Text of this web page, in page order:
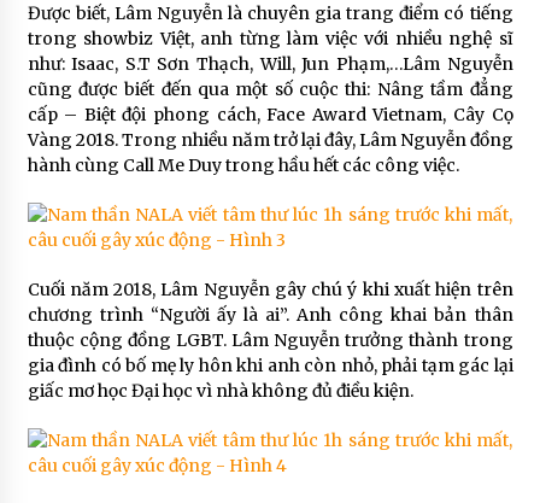
Được biết, Lâm Nguyễn là chuyên gia trang điểm có tiếng
trong showbiz Việt, anh từng làm việc với nhiều nghệ sĩ
như: Isaac, S.T Sơn Thạch, Will, Jun Phạm,…Lâm Nguyễn
cũng được biết đến qua một số cuộc thi: Nâng tầm đẳng
cấp – Biệt đội phong cách, Face Award Vietnam, Cây Cọ
Vàng 2018. Trong nhiều năm trở lại đây, Lâm Nguyễn đồng
hành cùng Call Me Duy trong hầu hết các công việc.
Cuối năm 2018, Lâm Nguyễn gây chú ý khi xuất hiện trên
chương trình “Người ấy là ai”. Anh công khai bản thân
thuộc cộng đồng LGBT. Lâm Nguyễn trưởng thành trong
gia đình có bố mẹ ly hôn khi anh còn nhỏ, phải tạm gác lại
giấc mơ học Đại học vì nhà không đủ điều kiện.